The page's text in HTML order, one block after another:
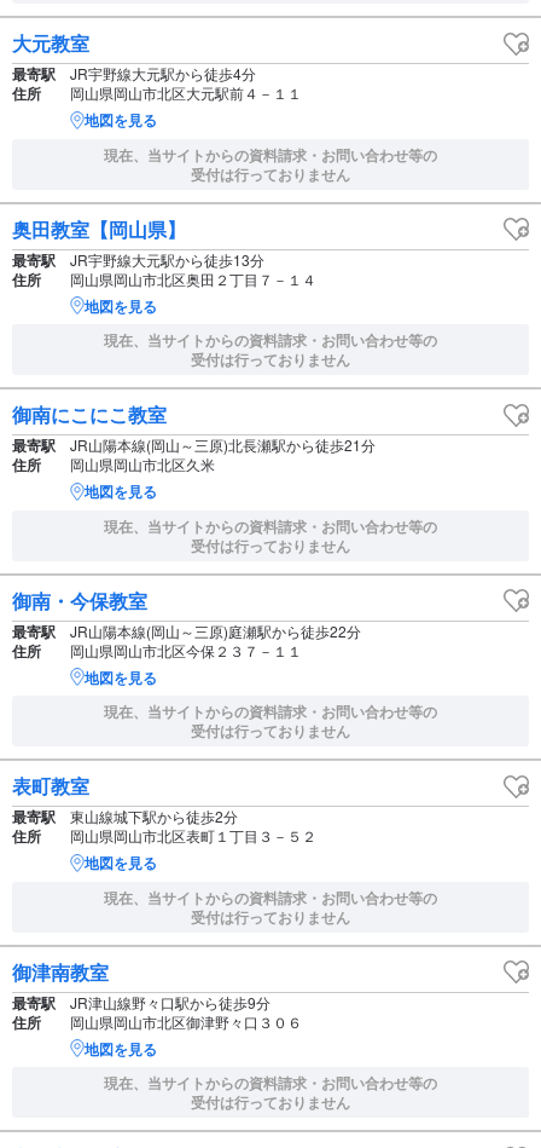
大元教室
最寄駅 JR宇野線大元駅から徒歩4分
住所 岡山県岡山市北区大元駅前４－１１
地図を見る
現在、当サイトからの資料請求・お問い合わせ等の
受付は行っておりません
奥田教室【岡山県】
最寄駅 JR宇野線大元駅から徒歩13分
住所 岡山県岡山市北区奥田２丁目７－１４
地図を見る
現在、当サイトからの資料請求・お問い合わせ等の
受付は行っておりません
御南にこにこ教室
最寄駅 JR山陽本線(岡山～三原)北長瀬駅から徒歩21分
住所 岡山県岡山市北区久米
地図を見る
現在、当サイトからの資料請求・お問い合わせ等の
受付は行っておりません
御南・今保教室
最寄駅 JR山陽本線(岡山～三原)庭瀬駅から徒歩22分
住所 岡山県岡山市北区今保２３７－１１
地図を見る
現在、当サイトからの資料請求・お問い合わせ等の
受付は行っておりません
表町教室
最寄駅 東山線城下駅から徒歩2分
住所 岡山県岡山市北区表町１丁目３－５２
地図を見る
現在、当サイトからの資料請求・お問い合わせ等の
受付は行っておりません
御津南教室
最寄駅 JR津山線野々口駅から徒歩9分
住所 岡山県岡山市北区御津野々口３０６
地図を見る
現在、当サイトからの資料請求・お問い合わせ等の
受付は行っておりません